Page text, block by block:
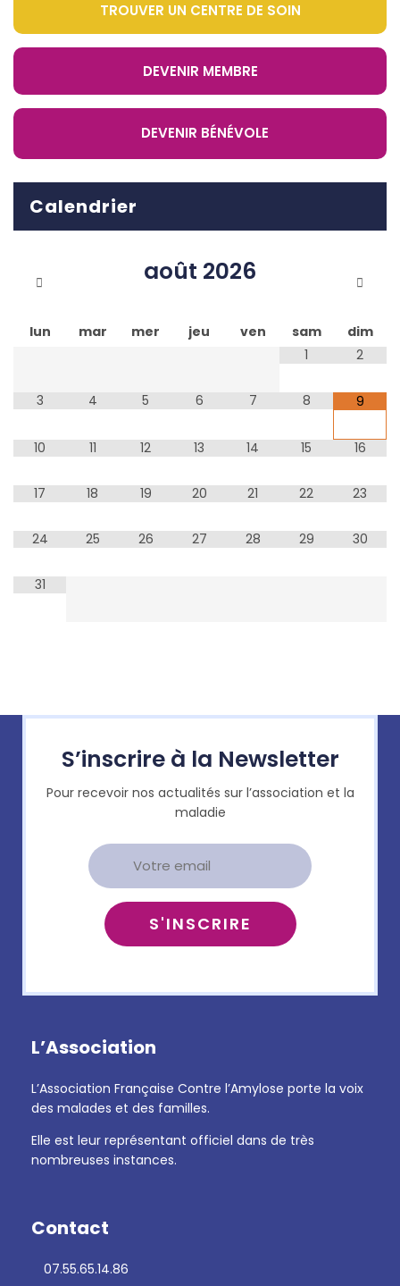
TROUVER UN CENTRE DE SOIN
DEVENIR MEMBRE
DEVENIR BÉNÉVOLE
Calendrier
août 2026
lun mar mer jeu ven sam
dim
1
2
3 4 5 6 7 8 9
10 11 12 13 14 15 16
17 18 19 20 21 22 23
24 25 26 27 28 29 30
31
S’inscrire à la Newsletter
Pour recevoir nos actualités sur l’association et la
maladie
L’Association
L’Association Française Contre l’Amylose porte la voix
des malades et des familles.
Elle est leur représentant officiel dans de très
nombreuses instances.
Contact
07.55.65.14.86